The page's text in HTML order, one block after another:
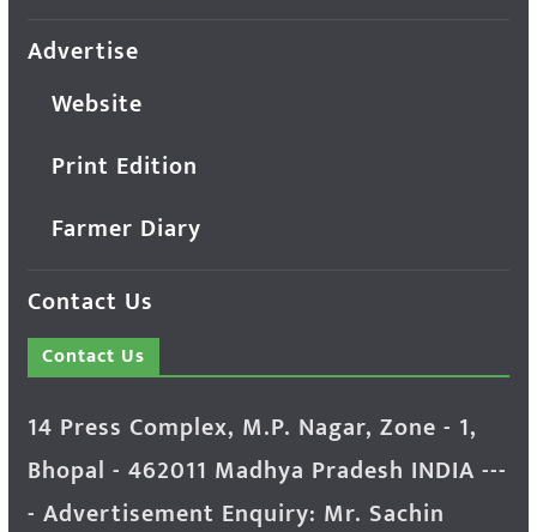
Advertise
Website
Print Edition
Farmer Diary
Contact Us
Contact Us
14 Press Complex, M.P. Nagar, Zone - 1,
Bhopal - 462011 Madhya Pradesh INDIA ---
- Advertisement Enquiry: Mr. Sachin